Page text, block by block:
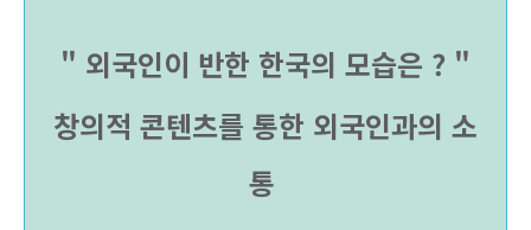
" 외국인이 반한 한국의 모습은 ? "
창의적 콘텐츠를 통한 외국인과의 소
통